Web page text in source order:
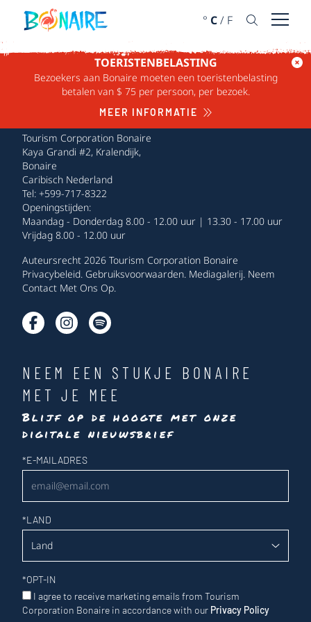
DOORGAAN NAAR ARTIKEL
° C/ F Menu
TOERISTENBELASTING
Bezoekers aan Bonaire moeten een toeristenbelasting
betalen van $ 75 per persoon, per bezoek.
MEER INFORMATIE
Tourism Corporation Bonaire
Kaya Grandi #2, Kralendijk,
Bonaire
Caribisch Nederland
Tel: +599-717-8322
Openingstijden:
Maandag - Donderdag 8.00 - 12.00 uur | 13.30 - 17.00 uur
Vrijdag 8.00 - 12.00 uur
Auteursrecht 2026 Tourism Corporation Bonaire
Privacybeleid. Gebruiksvoorwaarden. Mediagalerij. Neem
Contact Met Ons Op.
NEEM EEN STUKJE BONAIRE
MET JE MEE
Blijf op de hoogte met onze
digitale nieuwsbrief
Nieuwsbrief
*E-MAILADRES
*LAND
*OPT-IN
I agree to receive marketing emails from Tourism
Corporation Bonaire in accordance with our Privacy Policy